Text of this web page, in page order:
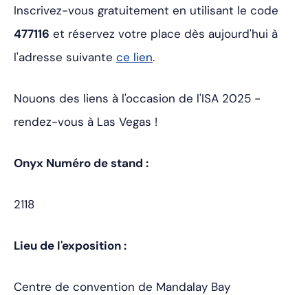
Inscrivez-vous gratuitement en utilisant le code
477116 et réservez votre place dès aujourd'hui à
l'adresse suivante ce lien.
Nouons des liens à l'occasion de l'ISA 2025 -
rendez-vous à Las Vegas !
Onyx Numéro de stand :
2118
Lieu de l'exposition :
Centre de convention de Mandalay Bay